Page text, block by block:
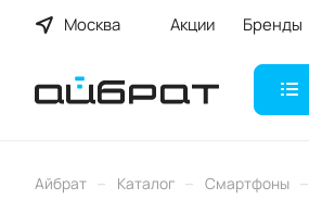
Москва Акции Бренды
Айбрат – Каталог – Смартфоны –